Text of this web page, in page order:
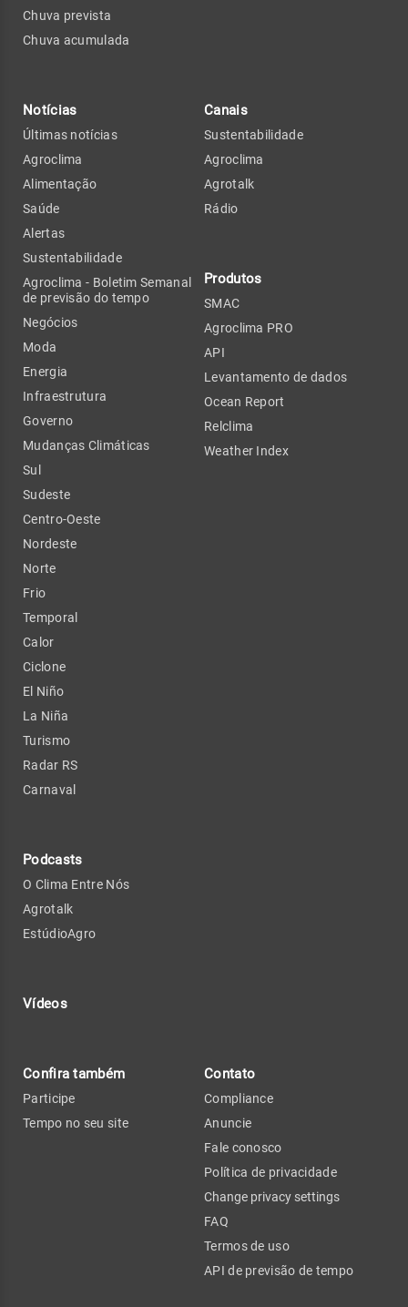
Chuva prevista
Chuva acumulada
Notícias
Últimas notícias
Agroclima
Alimentação
Saúde
Alertas
Sustentabilidade
Agroclima - Boletim Semanal
de previsão do tempo
Negócios
Moda
Energia
Infraestrutura
Governo
Mudanças Climáticas
Sul
Sudeste
Centro-Oeste
Nordeste
Norte
Frio
Temporal
Calor
Ciclone
El Niño
La Niña
Turismo
Radar RS
Carnaval
Podcasts
O Clima Entre Nós
Agrotalk
EstúdioAgro
Vídeos
Canais
Sustentabilidade
Agroclima
Agrotalk
Rádio
Produtos
SMAC
Agroclima PRO
API
Levantamento de dados
Ocean Report
Relclima
Weather Index
Confira também
Participe
Tempo no seu site
Contato
Compliance
Anuncie
Fale conosco
Política de privacidade
Change privacy settings
FAQ
Termos de uso
API de previsão de tempo